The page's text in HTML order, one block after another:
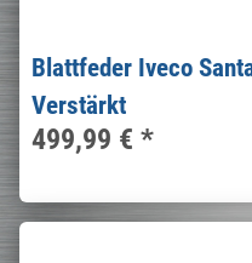
Blattfeder Iveco
Verstärkt
499,99 € *